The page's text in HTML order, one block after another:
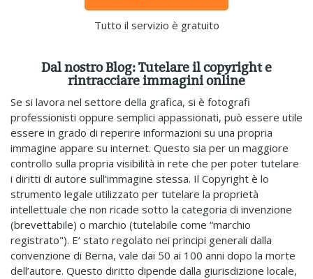
Tutto il servizio è gratuito
Dal nostro Blog: Tutelare il copyright e
rintracciare immagini online
Se si lavora nel settore della grafica, si è fotografi
professionisti oppure semplici appassionati, può essere utile
essere in grado di reperire informazioni su una propria
immagine appare su internet. Questo sia per un maggiore
controllo sulla propria visibilità in rete che per poter tutelare
i diritti di autore sull’immagine stessa. Il Copyright è lo
strumento legale utilizzato per tutelare la proprietà
intellettuale che non ricade sotto la categoria di invenzione
(brevettabile) o marchio (tutelabile come “marchio
registrato"). E’ stato regolato nei principi generali dalla
convenzione di Berna, vale dai 50 ai 100 anni dopo la morte
dell’autore. Questo diritto dipende dalla giurisdizione locale,